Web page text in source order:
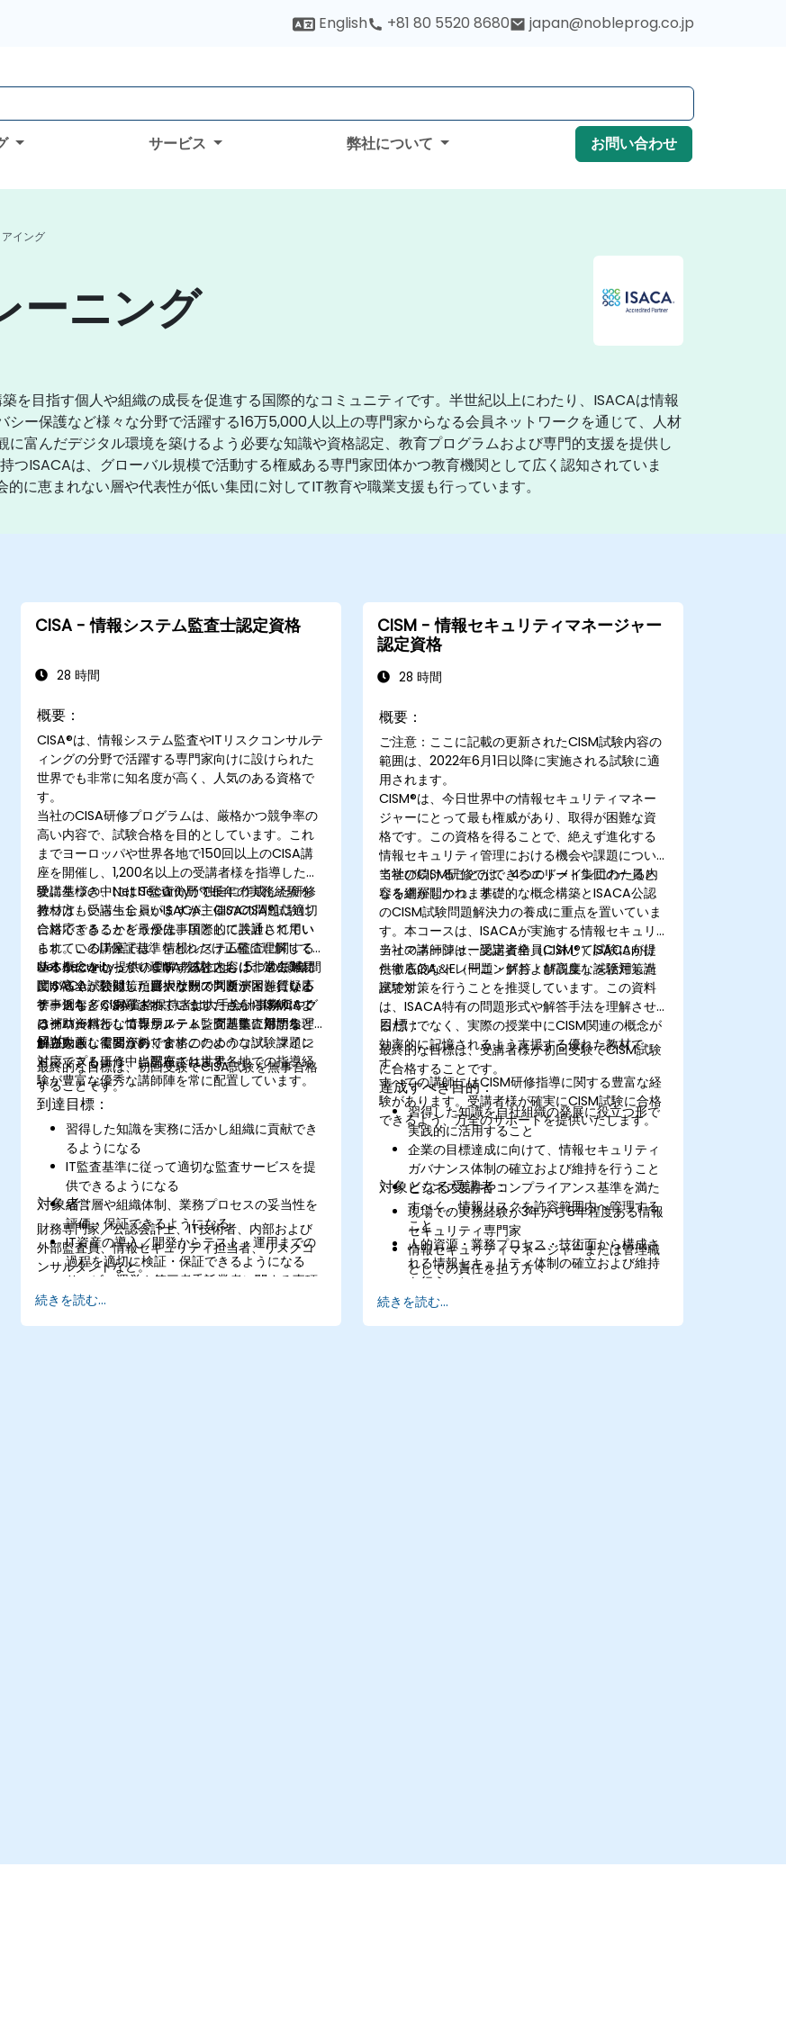
English +81 80 5520 8680 japan@nobleprog.co.jp
サービス 弊社について お問い合わせ
イング
ーニング
を目指す個人や組織の成長を促進する国際的なコミュニティです。半世紀以上にわたり、ISACAは情報
ー保護など様々な分野で活躍する16万5,000人以上の専門家からなる会員ネットワークを通じて、人材
富んだデジタル環境を築けるよう必要な知識や資格認定、教育プログラムおよび専門的支援を提供し
つISACAは、グローバル規模で活動する権威ある専門家団体かつ教育機関として広く認知されていま
に恵まれない層や代表性が低い集団に対してIT教育や職業支援も行っています。
CISA - 情報システム監査士認定資格
28 時間
概要：
CISA®は、情報システム監査やITリスクコンサルテ
ィングの分野で活躍する専門家向けに設けられた
世界でも非常に知名度が高く、人気のある資格で
す。
当社のCISA研修プログラムは、厳格かつ競争率の
高い内容で、試験合格を目的としています。これ
までヨーロッパや世界各地で150回以上のCISA講
座を開催し、1,200名以上の受講者様を指導した経
験に基づき、Net Securityが独自に作成した研修
教材は、受講生全員がISACA主催のCISA®試験に
合格できることを最優先事項として設計されてい
ます。この講座では、情報システム監査に関する
基本概念をしっかり理解するとともに、過去3年間
にISACAが公開した膨大な数の問題演習を行いま
す。近年、CISA資格保持者は大手会計事務所やグ
ローバル銀行、コンサルティング・監査部門など
から大きな需要があります。
受講生様の中にはIT監査分野で長年の実務経験を
持つ方もいらっしゃいますが、CISAの問題に適切
に対応できるかどうかは、国際的に共通して用い
られているIT保証基準をどれだけ正確に理解して
いるかにかかっています。試験内容は非常に難易
度が高く、類似した選択肢間で判断が困難になる
ケースも多くあります。こうした点からISACAで
はグローバルな情報システム監査基準に対する理
解力を厳しく問うのです。このような試験課題に
対応できるよう、当講座では世界各地での指導経
験が豊富な優秀な講師陣を常に配置しています。
Net Security提供のCISA教材には、5つの領域に
関する全試験対策項目やケーススタディ、質疑応
答事例などが網羅されています。さらに講師によ
る補助資料として専用ノート、問題集、用語集、
解説動画、復習資料、合格のためのコツ、マイン
ドマップも研修中に配布されます。
目的：
最終的な目標は、初回受験でCISA試験を無事合格
することです。
到達目標：
習得した知識を実務に活かし組織に貢献でき
るようになる
IT監査基準に従って適切な監査サービスを提
供できるようになる
経営層や組織体制、業務プロセスの妥当性を
評価・保証できるようになる
IT資産の導入／開発からテスト・運用までの
過程を適切に検証・保証できるようになる
サービス運営や第三者委託業者に関する事項
も含めてIT運用全般を的確に評価できるよう
対象者：
財務専門家／公認会計士、IT技術者、内部および
外部監査員、情報セキュリティ担当者、リスクコ
ンサルタントなど。
続きを読む...
CISM - 情報セキュリティマネージャー
認定資格
28 時間
概要：
ご注意：ここに記載の更新されたCISM試験内容の
範囲は、2022年6月1日以降に実施される試験に適
用されます。
CISM®は、今日世界中の情報セキュリティマネー
ジャーにとって最も権威があり、取得が困難な資
格です。この資格を得ることで、絶えず進化する
情報セキュリティ管理における機会や課題につい
て学び続けることができるエリート集団の一員と
なる道が開かれます。
当社のCISM研修では、4つのドメインにわたる内
容を網羅しつつ、基礎的な概念構築とISACA公認
のCISM試験問題解決力の養成に重点を置いていま
す。本コースは、ISACAが実施する情報セキュリ
ティマネージャー認定資格（CISM®）試験に向け
た徹底的なトレーニングおよび高度な試験対策講
座です。
当社の講師陣は、受講者全員に対してISACAが提
供するQA＆E（問題・解答・解説集）を活用した
試験対策を行うことを推奨しています。この資料
は、ISACA特有の問題形式や解答手法を理解させ
るだけでなく、実際の授業中にCISM関連の概念が
効率的に記憶されるよう支援する優れた教材で
す。
すべての講師にはCISM研修指導に関する豊富な経
験があります。受講者様が確実にCISM試験に合格
できるよう、万全のサポートを提供いたします。
目標：
最終的な目標は、受講者様が初回受験でCISM試験
に合格することです。
達成すべき目的：
習得した知識を自社組織の発展に役立つ形で
実践的に活用すること
企業の目標達成に向けて、情報セキュリティ
ガバナンス体制の確立および維持を行うこと
ビジネス要件やコンプライアンス基準を満た
すべく、情報リスクを許容範囲内へ管理する
こと
人的資源・業務プロセス・技術面から構成さ
れる情報セキュリティ体制の確立および維持
を行うこと
外部協力企業やサプライヤーとの契約および
対象となる受講者：
現場での実務経験が3年から5年程度ある情報
セキュリティ専門家
情報セキュリティマネージャーまたは管理職
としての責任を担う方々
者、リスク管理者、セキュリティ監査員やコ
ンプライアンススタッフ、事業継続・災害復
続きを読む...